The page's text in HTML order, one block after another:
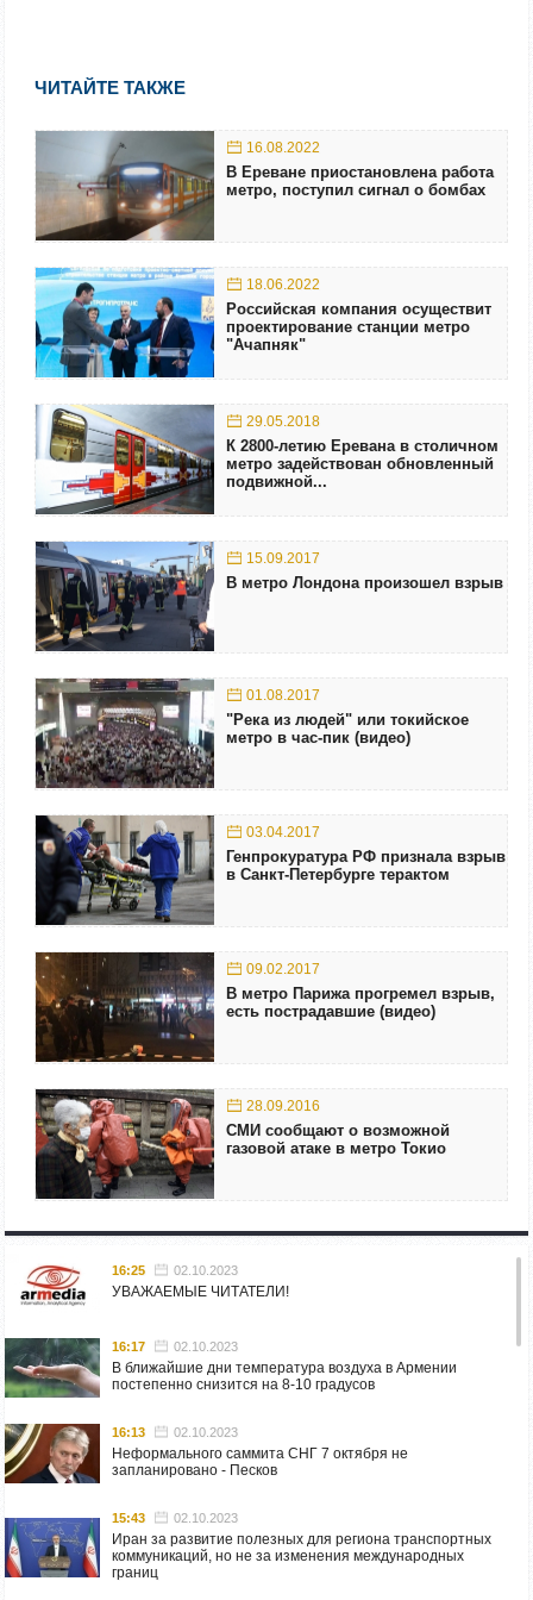
ЧИТАЙТЕ ТАКЖЕ
16.08.2022
В Ереване приостановлена работа
метро, поступил сигнал о бомбах
18.06.2022
Российская компания осуществит
проектирование станции метро
"Ачапняк"
29.05.2018
К 2800-летию Еревана в столичном
метро задействован обновленный
подвижной...
15.09.2017
В метро Лондона произошел взрыв
01.08.2017
"Река из людей" или токийское
метро в час-пик (видео)
03.04.2017
Генпрокуратура РФ признала взрыв
в Санкт-Петербурге терактом
09.02.2017
В метро Парижа прогремел взрыв,
есть пострадавшие (видео)
28.09.2016
СМИ сообщают о возможной
газовой атаке в метро Токио
16:25 02.10.2023
УВАЖАЕМЫЕ ЧИТАТЕЛИ!
16:17 02.10.2023
В ближайшие дни температура воздуха в Армении
постепенно снизится на 8-10 градусов
16:13 02.10.2023
Неформального саммита СНГ 7 октября не
запланировано - Песков
15:43 02.10.2023
Иран за развитие полезных для региона транспортных
коммуникаций, но не за изменения международных
границ